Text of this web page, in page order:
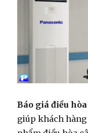
Báo giá điều
giúp khách hàng